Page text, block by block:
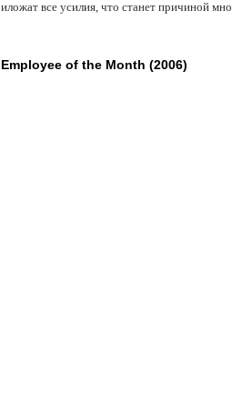
все усилия, что станет причиной
of the Month (2006)